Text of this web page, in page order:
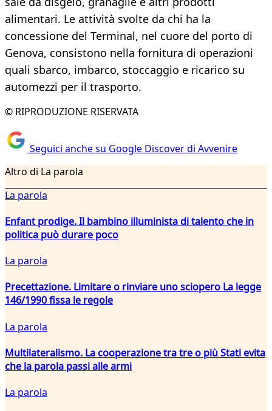
alimentari. Le attività svolte da chi ha la
concessione del Terminal, nel cuore del porto di
Genova, consistono nella fornitura di operazioni
quali sbarco, imbarco, stoccaggio e ricarico su
automezzi per il trasporto.
© RIPRODUZIONE RISERVATA
Seguici anche su Google Discover di Avvenire
Altro di La parola
La parola
Enfant prodige. Il bambino illuminista di talento che in
politica può durare poco
La parola
Precettazione. Limitare o rinviare uno sciopero La legge
146/1990 fissa le regole
La parola
Multilateralismo. La cooperazione tra tre o più Stati evita
che la parola passi alle armi
La parola